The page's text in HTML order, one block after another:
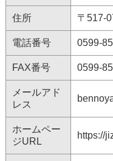
住所 〒517-
電話番号 0599-
FAX番号 0599-
メールアド
レス
ホームペー
ジURL
https://